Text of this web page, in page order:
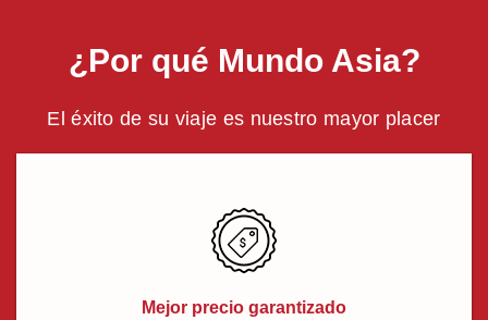
¿Por qué Mundo Asia?
El éxito de su viaje es nuestro mayor placer
Mejor precio garantizado